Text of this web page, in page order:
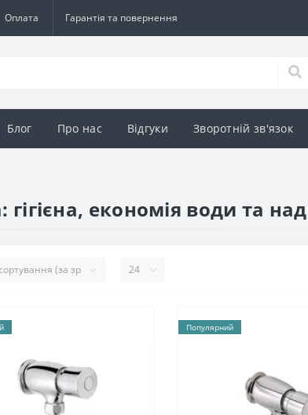
Оплата Гарантія та повернення
Блог Про нас Відгуки Зворотній зв'язок
економія води та
Популярний